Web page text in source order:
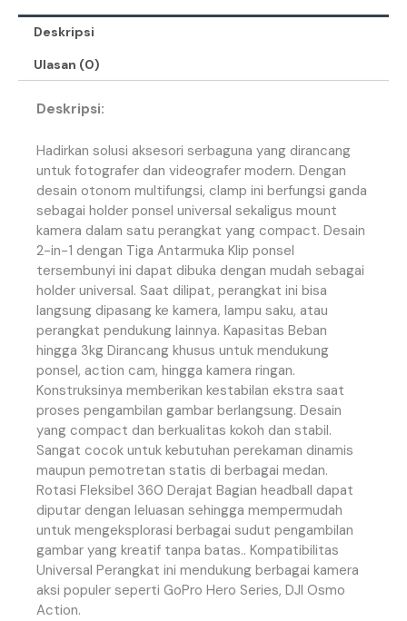
Deskripsi
Ulasan (0)
Deskripsi:
Hadirkan solusi aksesori serbaguna yang dirancang
untuk fotografer dan videografer modern. Dengan
desain otonom multifungsi, clamp ini berfungsi ganda
sebagai holder ponsel universal sekaligus mount
kamera dalam satu perangkat yang compact. Desain
2-in-1 dengan Tiga Antarmuka Klip ponsel
tersembunyi ini dapat dibuka dengan mudah sebagai
holder universal. Saat dilipat, perangkat ini bisa
langsung dipasang ke kamera, lampu saku, atau
perangkat pendukung lainnya. Kapasitas Beban
hingga 3kg Dirancang khusus untuk mendukung
ponsel, action cam, hingga kamera ringan.
Konstruksinya memberikan kestabilan ekstra saat
proses pengambilan gambar berlangsung. Desain
yang compact dan berkualitas kokoh dan stabil.
Sangat cocok untuk kebutuhan perekaman dinamis
maupun pemotretan statis di berbagai medan.
Rotasi Fleksibel 360 Derajat Bagian headball dapat
diputar dengan leluasan sehingga mempermudah
untuk mengeksplorasi berbagai sudut pengambilan
gambar yang kreatif tanpa batas.. Kompatibilitas
Universal Perangkat ini mendukung berbagai kamera
aksi populer seperti GoPro Hero Series, DJI Osmo
Action.